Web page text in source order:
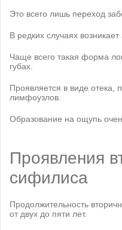
Это всего лишь переход
В редких случаях
Чаще всего такая форма
губах.
Проявляется в виде отека,
лимфоузлов.
Образование на ощупь
Проявления
сифилиса
Продолжительность
от двух до пяти лет.